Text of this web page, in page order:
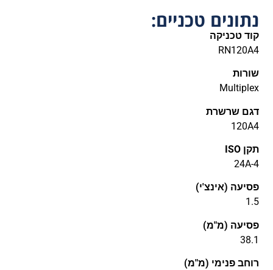
נתונים טכניים:
קוד טכניקה
RN120A4
שורות
Multiplex
דגם שרשרת
120A4
תקן ISO
24A-4
פסיעה (אינצ'י)
1.5
פסיעה (מ"מ)
38.1
רוחב פנימי (מ"מ)